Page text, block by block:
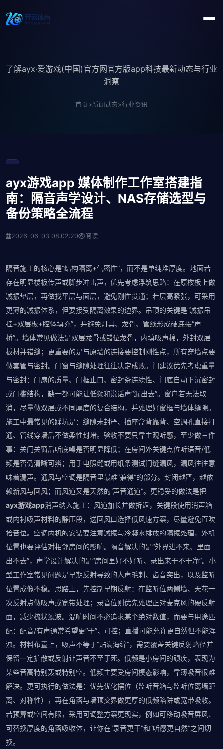
了解ayx·爱游戏(中国)官方网官方版app科技最新动态与行业
洞察
首页>新闻动态>行业资讯
ayx游戏app 媒体制作工作室搭建指
南：隔音声学设计、NAS存储选型与
备份策略全流程
2026-06-03 08:02:20 阅读
隔音施工的核心是“结构隔离+气密性”，而不是单纯堆厚度。地面若
存在明显楼板传声或脚步冲击声，优先考虑浮筑思路：在原楼板上做
减振垫层，再做找平层与面层，避免刚性贯通；若层高紧张，可采用
更薄的减振体系，但要接受隔离效果的边界。吊顶的关键是“减振吊
挂+双层板+腔体填充”，并避免灯具、龙骨、管线形成硬连接“声
桥”。墙体常见做法是双层龙骨或错位龙骨，内填吸声棉，外封双层
板材并错缝；更重要的是与原墙的连接要控制刚性点，所有穿墙点要
做套管与密封。门窗与缝隙处理往往决定成败。门建议优先考虑重量
与密封：门扇的质量、门框止口、密封条连续性、门底自动下沉密封
或门槛结构，缺一都可能让低频和说话声“漏出去”。窗户若无法取
消，尽量做双层或不同厚度的复合结构，并处理好窗框与墙体缝隙。
施工中最常见的踩坑是：缝隙未封严、插座盒背靠背、空调孔直接打
通、管线穿墙后不做柔性封堵。验收不要只靠主观听感，至少做三件
事：关门关窗后听底噪是否明显降低；在房间外关键点位听语音/低
频是否仍清晰可辨；用手电照缝或用纸条测试门缝漏风，漏风往往意
味着漏声。通风与空调是隔音里最难“兼得”的部分。封闭越严，越依
赖新风与回风；而风道又是天然的“声音通道”。更稳妥的做法是把
ayx游戏app消声纳入施工：风道加长并做折返，关键段使用消声箱
或内衬吸声材料的静压段，送回风口选择低风速方案，尽量避免直吹
拾音位。空调内机的安装要注意减振与冷凝水排放的隔振处理，外机
位置也要评估对相邻房间的影响。隔音解决的是“外界进不来、里面
出不去”，声学设计解决的是“房间里好不好听、录出来干不干净”。小
型工作室常见问题是早期反射导致的人声毛刺、齿音突出，以及监听
位置成像不稳。思路上，先控制早期反射：在监听位两侧墙、天花一
次反射点做吸声或宽带处理；录音位则优先处理正对麦克风的硬反射
面，减少梳状滤波。混响时间不必追求某个绝对数值，而要与用途匹
配：配音/有声通常希望更“干”、可控；直播可能允许更自然但不能浑
浊。材料布置上，吸声不等于“贴满海绵”，需要覆盖关键反射路径并
保留一定扩散或反射让声音不至于死。低频是小房间的顽疾，表现为
某些音高特别轰或特别空。低频主要受房间模态影响，靠薄吸音很难
解决。更可执行的做法是：优先优化摆位（监听音箱与监听位离墙距
离、对称性），再在角落与墙顶交界做更厚的低频陷阱或宽带吸收。
若预算或空间有限，采用可调整方案更现实，例如可移动吸音屏风、
可替换厚度的角落吸收体，让你在“录音更干”和“听感更自然”之间切
换。